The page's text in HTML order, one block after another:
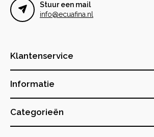
Stuur een mail
info@ecuafina.nl
Klantenservice
Informatie
Categorieën